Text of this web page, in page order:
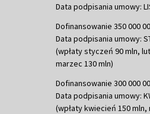
Data podpisania umowy:
Dofinansowanie 350 000
Data podpisania umowy:
(wpłaty styczeń 90 mln,
marzec 130 mln)
Dofinansowanie 300 000
Data podpisania umowy:
(wpłaty kwiecień 150 mln,